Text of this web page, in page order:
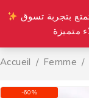
Accueil / Femme /
-60%